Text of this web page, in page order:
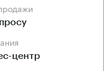
центр